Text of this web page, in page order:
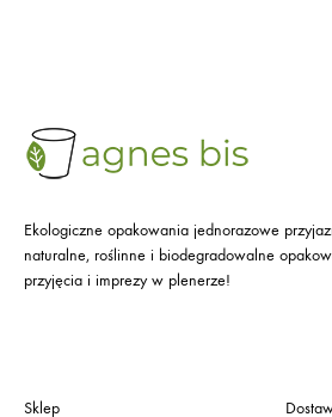
Ekologiczne opakowania jednorazowe
naturalne, roślinne i biodegradowalne
przyjęcia i imprezy w plenerze!
Sklep